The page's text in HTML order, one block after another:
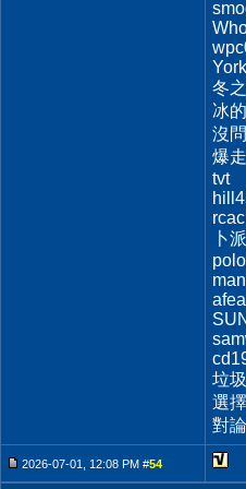
冬
冰
沒
爆
tvt
卜派
垃
選
對
2026-07-01, 12:08 PM #54